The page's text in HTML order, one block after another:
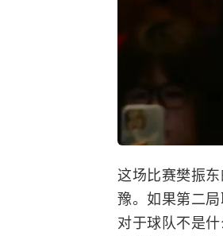
这场比赛樊振
豫。如果第二
对于球队不是